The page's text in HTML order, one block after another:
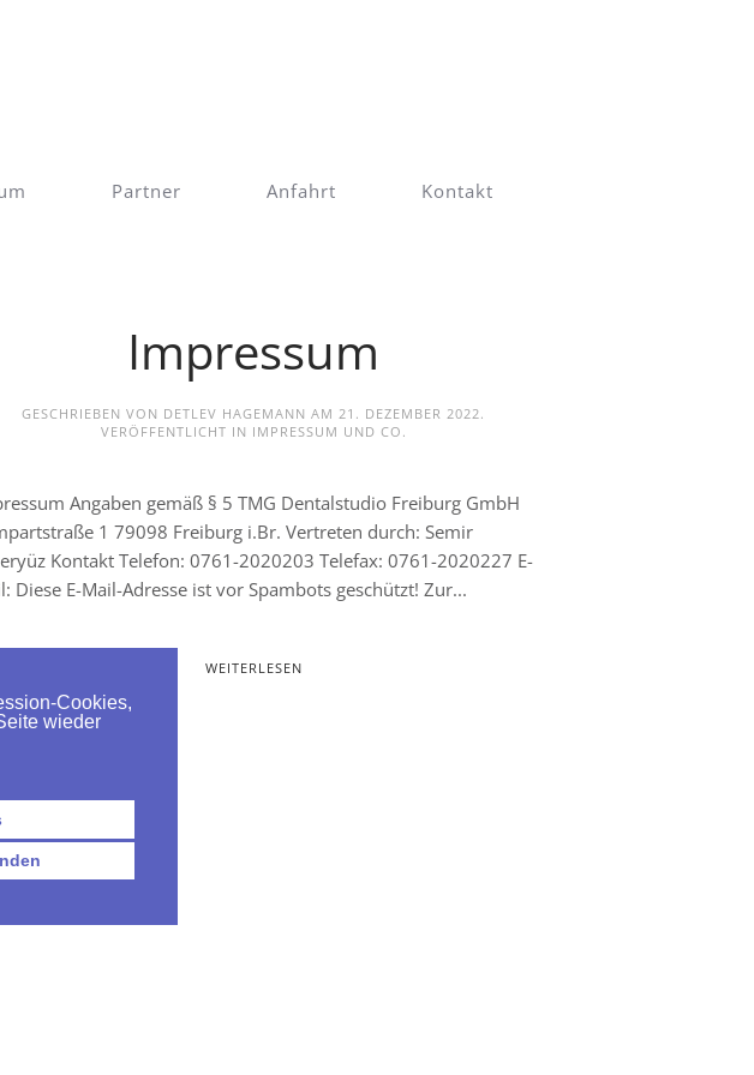
Cookies,
wieder
Partner Anfahrt Kontakt
Impressum
GESCHRIEBEN VON DETLEV HAGEMANN AM 21. DEZEMBER 2022.
VERÖFFENTLICHT IN IMPRESSUM UND CO .
Angaben gemäß § 5 TMG Dentalstudio Freiburg GmbH
1 79098 Freiburg i.Br. Vertreten durch: Semir
Kontakt Telefon: 0761-2020203 Telefax: 0761-2020227 E-
Diese E-Mail-Adresse ist vor Spambots geschützt! Zur...
WEITERLESEN